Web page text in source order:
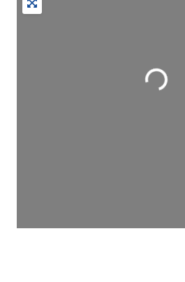
Wird geladen …